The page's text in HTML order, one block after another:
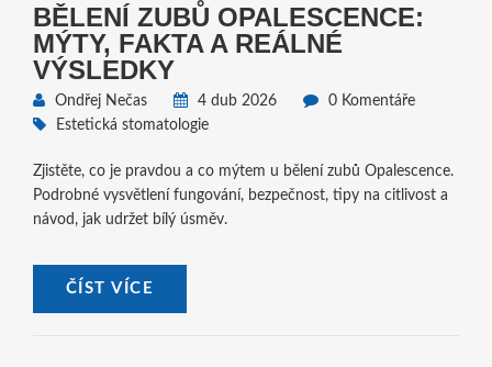
BĚLENÍ ZUBŮ OPALESCENCE:
MÝTY, FAKTA A REÁLNÉ
VÝSLEDKY
Ondřej Nečas 4 dub 2026
0 Komentáře
Estetická stomatologie
Zjistěte, co je pravdou a co mýtem u bělení zubů Opalescence.
Podrobné vysvětlení fungování, bezpečnost, tipy na citlivost a
návod, jak udržet bílý úsměv.
ČÍST VÍCE